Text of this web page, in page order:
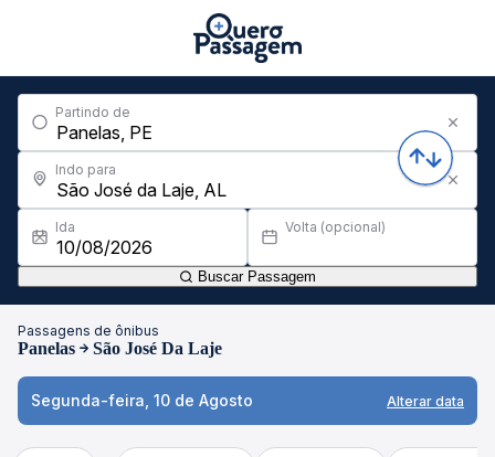
Partindo de
Indo para
Ida Volta (opcional)
Buscar Passagem
Passagens de ônibus
Panelas São José Da Laje
Segunda-feira, 10 de Agosto Alterar data